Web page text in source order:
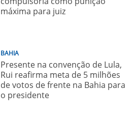
máxima para juiz
BAHIA
Presente na convenção de Lula,
Rui reafirma meta de 5 milhões
de votos de frente na Bahia para
o presidente